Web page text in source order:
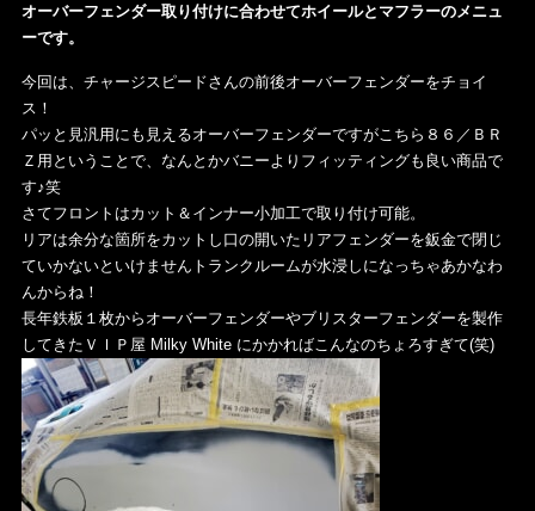
オーバーフェンダー取り付けに合わせてホイールとマフラーのメニュ
ーです。
今回は、チャージスピードさんの前後オーバーフェンダーをチョイ
ス！
パッと見汎用にも見えるオーバーフェンダーですがこちら８６／ＢＲ
Ｚ用ということで、なんとかバニーよりフィッティングも良い商品で
す♪笑
さてフロントはカット＆インナー小加工で取り付け可能。
リアは余分な箇所をカットし口の開いたリアフェンダーを鈑金で閉じ
ていかないといけませんトランクルームが水浸しになっちゃあかなわ
んからね！
長年鉄板１枚からオーバーフェンダーやブリスターフェンダーを製作
してきたＶＩＰ屋 Milky White にかかればこんなのちょろすぎて(笑)